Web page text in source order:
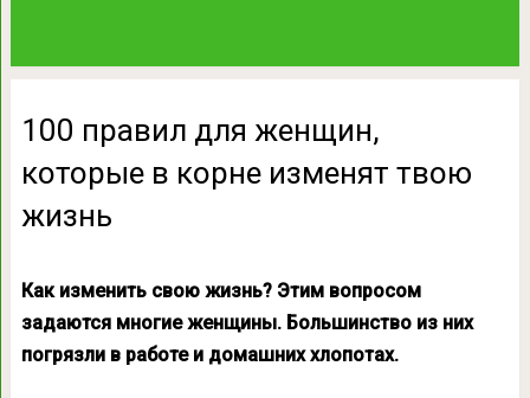
100 правил для женщин,
которые в корне изменят твою
жизнь
Как изменить свою жизнь? Этим вопросом
задаются многие женщины. Большинство из них
погрязли в работе и домашних хлопотах.